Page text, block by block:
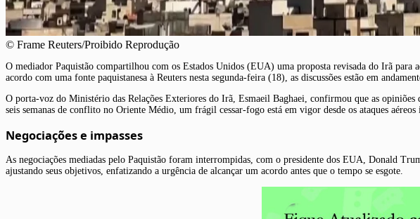
© Frame Reuters/Proibido Reprodução
O mediador Paquistão compartilhou com os Estados Unidos (EUA) uma proposta revisada do Irã
acordo com uma fonte paquistanesa à Reuters nesta segunda-feira (18), as discussões estão em
O porta-voz do Ministério das Relações Exteriores do Irã, Esmaeil Baghaei, confirmou que as
seis semanas de conflito no Oriente Médio, um frágil cessar-fogo está em vigor desde os ataques
Negociações e impasses
As negociações mediadas pelo Paquistão foram interrompidas, com o presidente dos EUA, Donald
ajustando seus objetivos, enfatizando a urgência de alcançar um acordo antes que o tempo se esgote.